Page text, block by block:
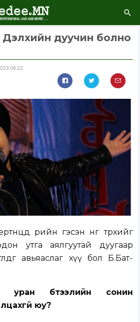
Дэлхийн дуучин болно
өөрийн гэсэн өнгө төрхийг
утга аялгуутай дуугаар
авьяаслаг хүү бол Б.Бат-
уран бүтээлийн сонин
юу?